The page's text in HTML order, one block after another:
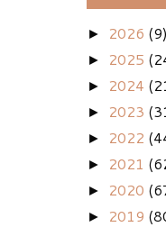
► 2026 (9)
► 2025
► 2024
► 2023
► 2022
► 2021
► 2020
► 2019